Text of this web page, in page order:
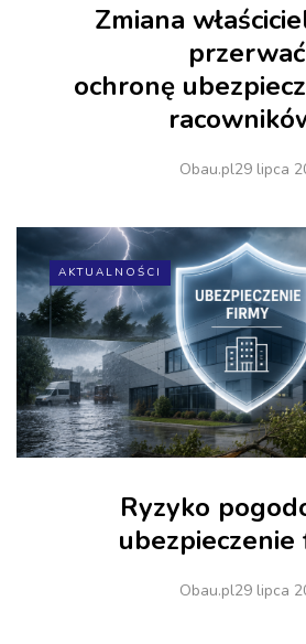
Zmiana
przerwać
ochronę
Obau.pl29 lipca
AKTUALNOŚCI
Ryzyko
ubezpieczenie
Obau.pl29 lipca